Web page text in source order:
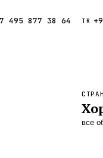
495 877 38 64 TR
Таиланд
все